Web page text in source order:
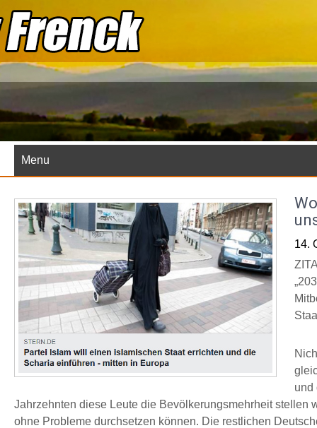
Skip
to
content
Menu
14.
und
Jahrzehnten diese Leute die Bevölkerungsmehrheit
ohne Probleme durchsetzen können. Die restlichen